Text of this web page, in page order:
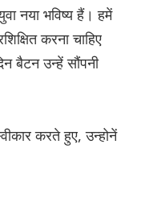
नया भविष्य हैं। हमें
करना चाहिए
बैटन उन्हें सौंपनी
करते हुए, उन्होनें